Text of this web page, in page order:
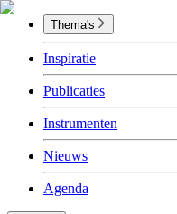
Thema's
Inspiratie
Publicaties
Instrumenten
Nieuws
Agenda